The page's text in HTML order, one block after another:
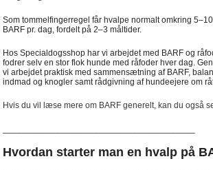
Som tommelfingerregel får hvalpe normalt omkring
BARF pr. dag, fordelt på 2–3 måltider.
Hos Specialdogsshop har vi arbejdet med BARF og
fodrer selv en stor flok hunde med råfoder hver dag.
vi arbejdet praktisk med sammensætning af BARF,
indmad og knogler samt rådgivning af hundeejere om
Hvis du vil læse mere om BARF generelt, kan du også
Hvordan starter man en hvalp på